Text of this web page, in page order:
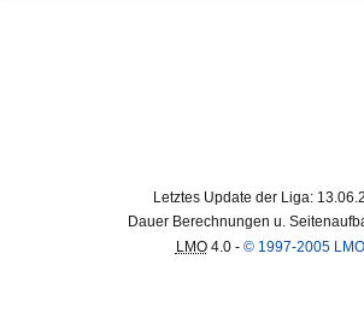
Letztes Update der Liga:
Dauer Berechnungen u.
LMO4.0 - © 1997-2005